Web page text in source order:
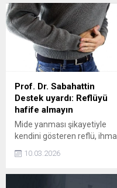
belirterek, Bu alışkanlıklar
gebelik boyunca devam
ederse, anne karnındaki
fetüsü etkiler. Düşük doğum
ağırlığı, erken doğum,
plasenta sorunları,
yenidoğan yoğun bakım
ihtiyacı artar dedi.
Prof. Dr. Sabahattin
Destek uyardı: Reflüyü
hafife almayın
Mide yanması şikayetiyle
kendini gösteren reflü, ihmal
sorunlarına neden oluyor.
10.03.2026